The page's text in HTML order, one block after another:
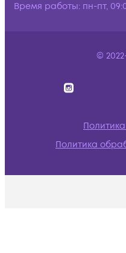
Время работы: пн-пт,
©
Политика